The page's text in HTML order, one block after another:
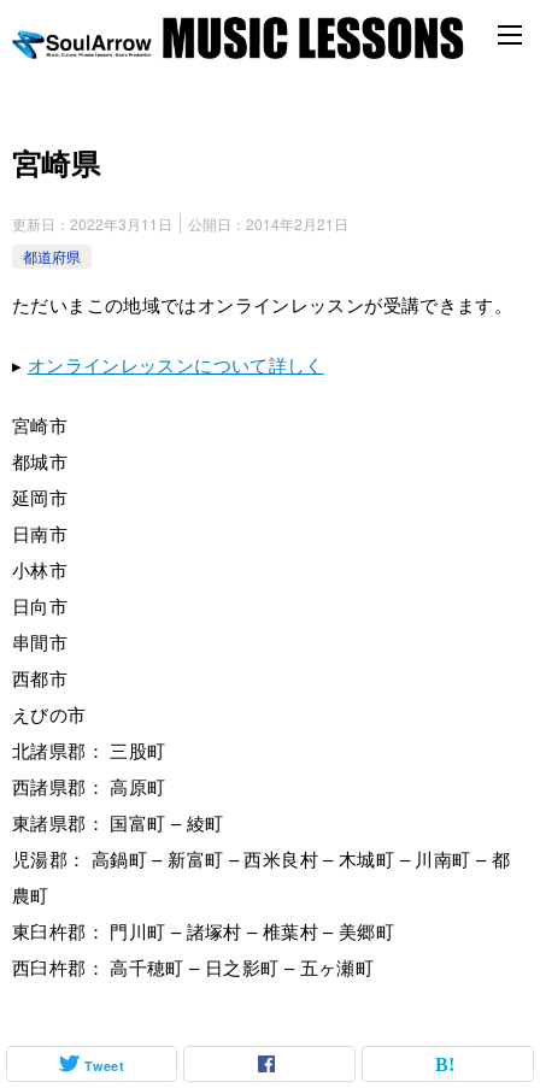
宮崎県
更新日： 2022年3月11日 公開日： 2014年2月21日
都道府県
ただいまこの地域ではオンラインレッスンが受講できます。
▸ オンラインレッスンについて詳しく
宮崎市
都城市
延岡市
日南市
小林市
日向市
串間市
西都市
えびの市
北諸県郡： 三股町
西諸県郡： 高原町
東諸県郡： 国富町 – 綾町
児湯郡： 高鍋町 – 新富町 – 西米良村 – 木城町 – 川南町 – 都
農町
東臼杵郡： 門川町 – 諸塚村 – 椎葉村 – 美郷町
西臼杵郡： 高千穂町 – 日之影町 – 五ヶ瀬町
Tweet